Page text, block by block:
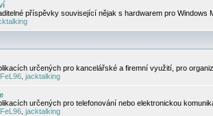
příspěvky související nějak s hardwarem pro Windows
určených pro kancelářské a firemní využití, pro
jacktalking
určených pro telefonování nebo elektronickou
jacktalking